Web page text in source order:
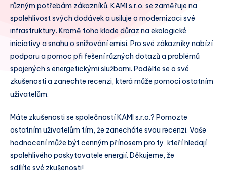
různým potřebám zákazníků. KAMI s.r.o. se zaměřuje na
spolehlivost svých dodávek a usiluje o modernizaci své
infrastruktury. Kromě toho klade důraz na ekologické
iniciativy a snahu o snižování emisí. Pro své zákazníky nabízí
podporu a pomoc při řešení různých dotazů a problémů
spojených s energetickými službami. Podělte se o své
zkušenosti a zanechte recenzi, která může pomoci ostatním
uživatelům.
Máte zkušenosti se společností KAMI s.r.o.? Pomozte
ostatním uživatelům tím, že zanecháte svou recenzi. Vaše
hodnocení může být cenným přínosem pro ty, kteří hledají
spolehlivého poskytovatele energií. Děkujeme, že
sdílíte své zkušenosti!